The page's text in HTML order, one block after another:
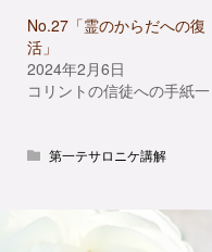
No.27「霊のからだへの復
活」
2024年2月6日
コリントの信徒への手紙一
第一テサロニケ講解